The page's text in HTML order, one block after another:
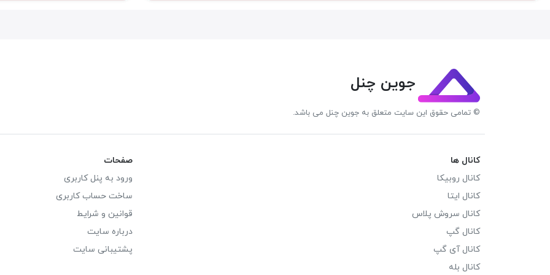
جوین چنل
© تمامی حقوق این سایت متعلق به جوین چنل می باشد.
کانال ها
کانال روبیکا
کانال ایتا
کانال سروش پلاس
کانال گپ
کانال آی گپ
کانال بله
صفحات
ورود به پنل کاربری
ساخت حساب کاربری
قوانین و شرایط
درباره سایت
پشتیبانی سایت